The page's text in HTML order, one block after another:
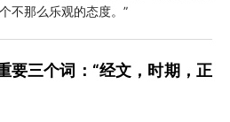
不那么乐观的态度。”
要三个词：“经文，时期，正